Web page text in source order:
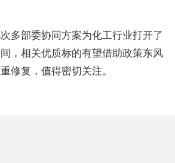
多部委协同方案为化工行业打开了
，相关优质标的有望借助政策东风
修复，值得密切关注。